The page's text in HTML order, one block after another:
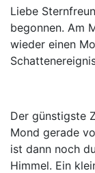
Liebe
begonnen. Am
wieder einen
Der günstigste
Mond gerade
ist dann noch
Himmel. Ein